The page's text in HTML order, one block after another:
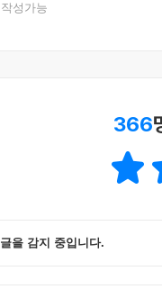
성가능
366
을 감지 중입니다.